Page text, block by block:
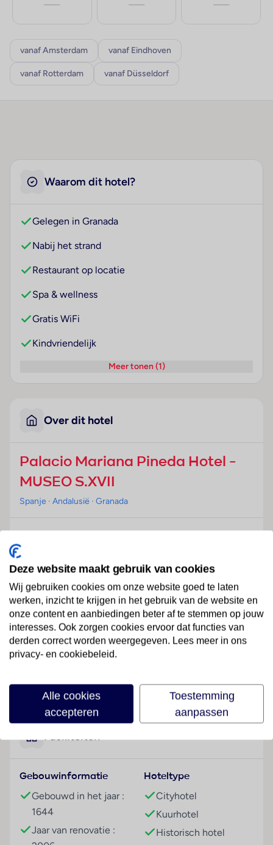
— — —
vanaf Amsterdam vanaf Eindhoven
vanaf Rotterdam vanaf Düsseldorf
Waarom dit hotel?
Gelegen in Granada
Nabij het strand
Restaurant op locatie
Spa & wellness
Gratis WiFi
Kindvriendelijk
Meer tonen (1)
Over dit hotel
Palacio Mariana Pineda Hotel -
MUSEO S.XVII
Spanje · Andalusië · Granada
Dit charmante historische stadshotel bevindt zich in
het toeristische centrum van Granada, op slechts 15
minuten lopen van het Alhambra en in de buurt van
de beste restaurants, bars en de beroemde kathedraal.
Het dichtstbijzijnde skigebied is op ongeveer 30 km
afstand, terwijl het dichtstbijzijnde strand op
ongeveer 70 km van het hotel te vinden is. Het trein-
en busstation zijn beide ongeveer 10 minuten rijden
luchthavens zijn Granada, op ongeveer 17 km afstand
en Málaga, op ongeveer 133 km afstand.
Hotelfaciliteiten
voorzieningenaanbod van het hotel bevat een
garderobe, een bagagedepot en een kluis. In de
openbare ruimtes is Wi-Fi verkrijgbaar. De tourdesk
biedt ondersteuning bij het boeken van excursies. Er
zijn ook winkels. Buiten biedt een tuin extra ruimte
Lees meer
Faciliteiten
Gebouwinformatie
Gebouwd in het jaar :
1644
Jaar van renovatie :
Hoteltype
Cityhotel
Kuurhotel
Historisch hotel
Deze website maakt gebruik van cookies
Wij gebruiken cookies om onze website goed te laten
werken, inzicht te krijgen in het gebruik van de website en
onze content en aanbiedingen beter af te stemmen op jouw
interesses. Ook zorgen cookies ervoor dat functies van
derden correct worden weergegeven. Lees meer in ons
privacy- en cookiebeleid.
Alle cookies
accepteren
Toestemming
aanpassen